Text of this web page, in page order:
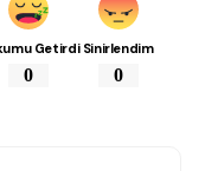
Getirdi
0
Sinirlendim
0